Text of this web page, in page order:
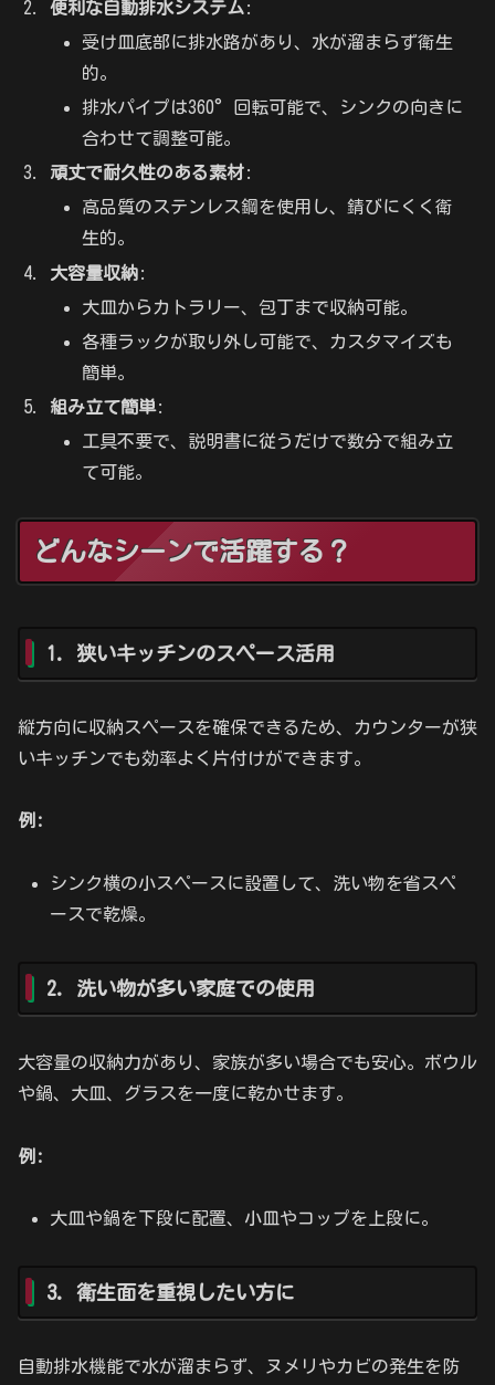
便利な自動排水システム :
受け皿底部に排水路があり、水が溜まらず衛生
的。
排水パイプは360°回転可能で、シンクの向きに
合わせて調整可能。
頑丈で耐久性のある素材:
高品質のステンレス鋼を使用し、錆びにくく衛
生的。
大容量収納:
大皿からカトラリー、包丁まで収納可能。
各種ラックが取り外し可能で、カスタマイズも
簡単。
組み立て簡単:
工具不要で、説明書に従うだけで数分で組み立
て可能。
どんなシーンで活躍する？
1. 狭いキッチンのスペース活用
縦方向に収納スペースを確保できるため、カウンターが狭
いキッチンでも効率よく片付けができます。
例:
シンク横の小スペースに設置して、洗い物を省スペ
ースで乾燥。
2. 洗い物が多い家庭での使用
大容量の収納力があり、家族が多い場合でも安心。ボウル
や鍋、大皿、グラスを一度に乾かせます。
例:
大皿や鍋を下段に配置、小皿やコップを上段に。
3. 衛生面を重視したい方に
自動排水機能で水が溜まらず、ヌメリやカビの発生を防